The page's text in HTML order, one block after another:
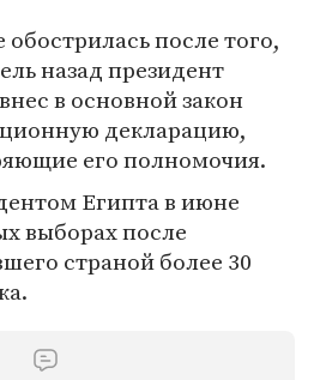
после того,
назад президент
в основной закон
декларацию,
его полномочия.
Египта в июне
выборах после
страной более 30